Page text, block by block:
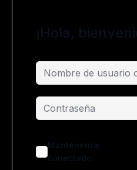
¡Hola,
Mantenerme
conectado